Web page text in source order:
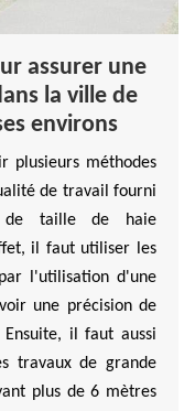
assurer une
la ville de
environs
plusieurs méthodes
de travail fourni
de taille de haie
il faut utiliser les
l'utilisation d'une
une précision de
Ensuite, il faut aussi
travaux de grande
plus de 6 mètres